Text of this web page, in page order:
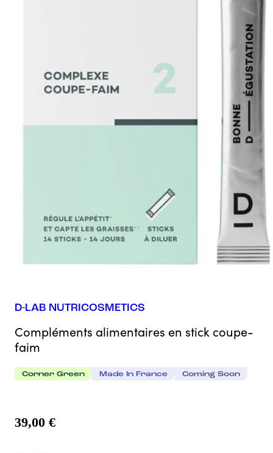
D-LAB NUTRICOSMETICS
Compléments alimentaires en stick coupe-
faim
Corner Green Made In France Coming Soon
39,00 €